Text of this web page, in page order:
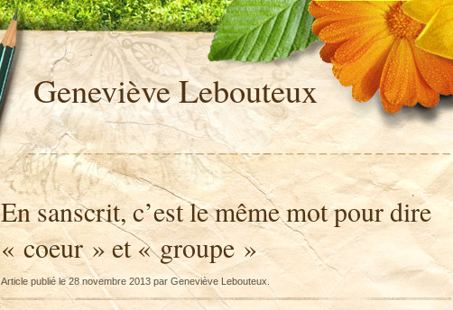
Geneviève Lebouteux
En sanscrit, c’est le même mot pour dire
« coeur » et « groupe »
Article publié le 28 novembre 2013 par Geneviève Lebouteux.